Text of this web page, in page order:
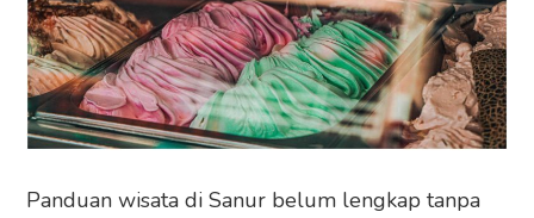
Panduan wisata di Sanur belum lengkap tanpa